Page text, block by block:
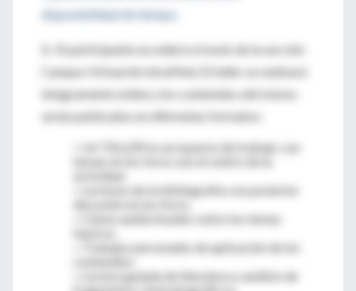
disponibilidad de tiempo.
El participante accederá a través de la sección
Campus Virtual de IntraMed. El taller se realizará
íntegramente online y los contenidos del mismo
serán publicados en diferentes formatos:
» Un TALLER es un espacio de trabajo. Las
» Lecturas de la bibliografía con posterior
» Clases audiovisuales sobre los temas
» Trabajos personales de aplicación de los
» Lectura guiada de literatura y análisis de